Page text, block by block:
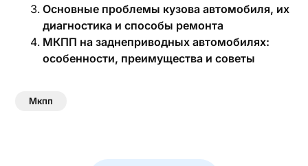
Основные проблемы кузова автомобиля, их
диагностика и способы ремонта
МКПП на заднеприводных автомобилях:
особенности, преимущества и советы
Мкпп